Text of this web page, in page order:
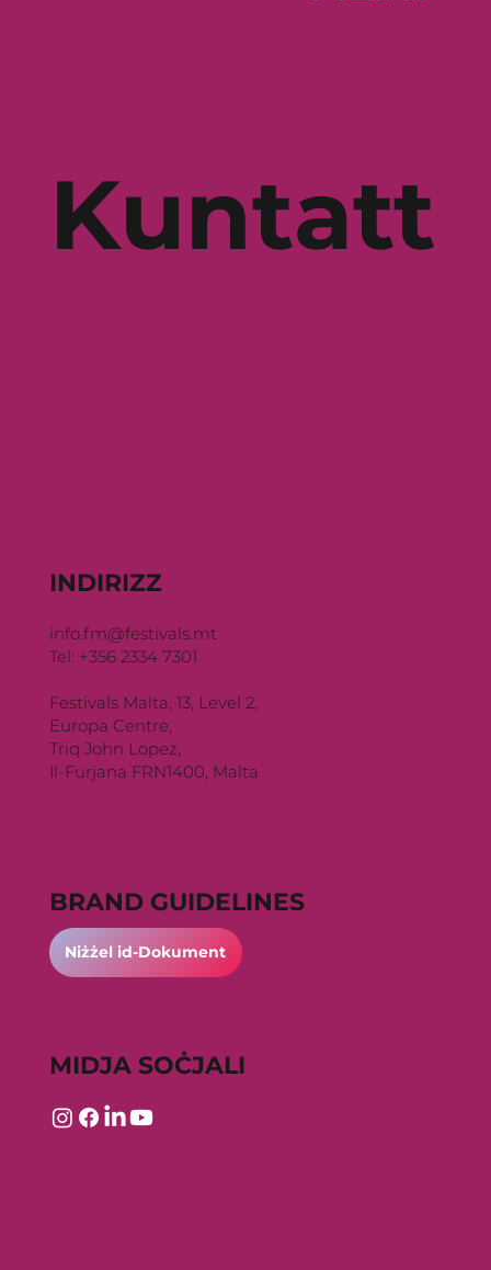
Kuntatt
INDIRIZZ
info.fm@festivals.mt
Tel: +356 2334 7301
Festivals Malta, 13, Level 2,
Europa Centre,
Triq John Lopez,
Il-Furjana FRN1400, Malta
MIDJA SOĊJALI
BRAND GUIDELINES
Niżżel id-Dokument